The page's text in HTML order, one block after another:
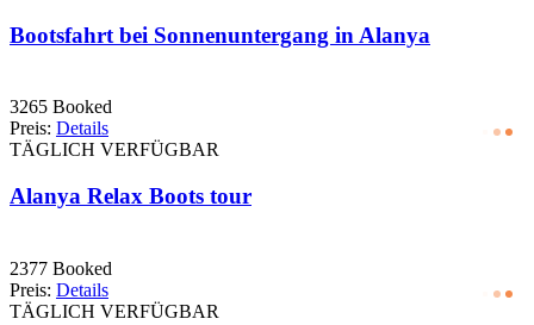
Bootsfahrt bei Sonnenuntergang in Alanya
3265 Booked
Preis: Details
TÄGLICH VERFÜGBAR
Alanya Relax Boots tour
2377 Booked
Preis: Details
TÄGLICH VERFÜGBAR